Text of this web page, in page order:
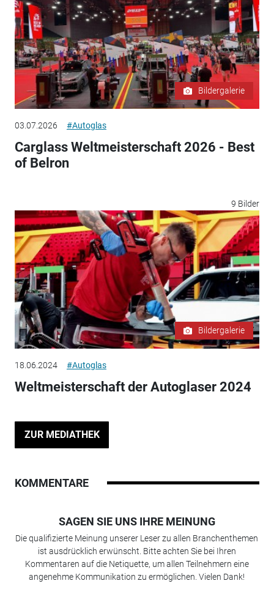
Bildergalerie
03.07.2026 #Autoglas
Carglass Weltmeisterschaft 2026 - Best
of Belron
9 Bilder
Bildergalerie
18.06.2024 #Autoglas
Weltmeisterschaft der Autoglaser 2024
ZUR MEDIATHEK
KOMMENTARE
SAGEN SIE UNS IHRE MEINUNG
Die qualifizierte Meinung unserer Leser zu allen Branchenthemen
ist ausdrücklich erwünscht. Bitte achten Sie bei Ihren
Kommentaren auf die Netiquette, um allen Teilnehmern eine
angenehme Kommunikation zu ermöglichen. Vielen Dank!